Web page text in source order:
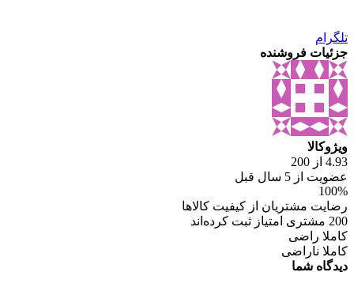
تلگرام
جزئیات فروشنده
ویژوکالا
4.93 از 200
عضویت از 5 سال قبل
100%
رضایت مشتریان از کیفیت کالاها
200 مشتری امتیاز ثبت کرده‌اند
کاملا راضی
کاملا ناراضی
دیدگاه شما